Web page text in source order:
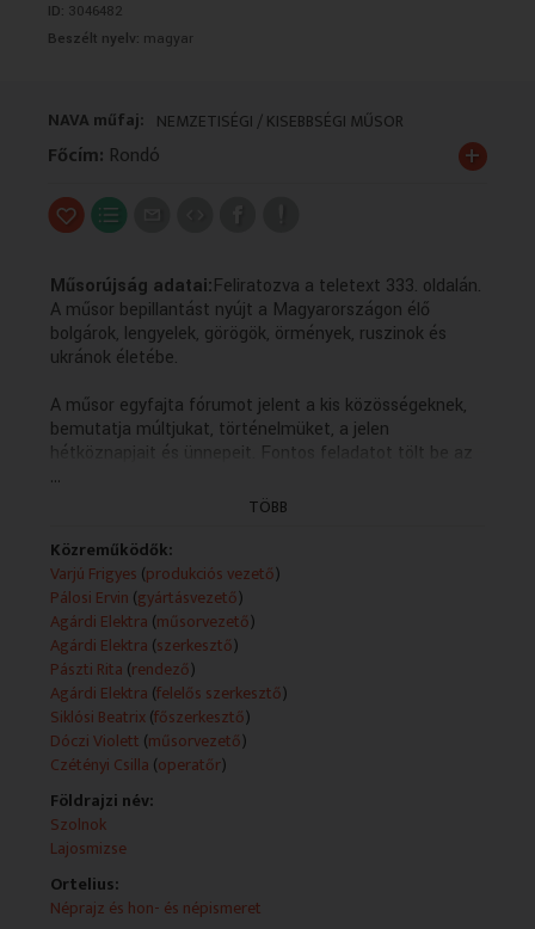
ID: 3046482
Beszélt nyelv: magyar
NAVA műfaj: NEMZETISÉGI / KISEBBSÉGI MŰSOR
Főcím: Rondó +
Műsorújság adatai:Feliratozva a teletext 333. oldalán.
A műsor bepillantást nyújt a Magyarországon élő
bolgárok, lengyelek, görögök, örmények, ruszinok és
ukránok életébe.
A műsor egyfajta fórumot jelent a kis közösségeknek,
bemutatja múltjukat, történelmüket, a jelen
hétköznapjait és ünnepeit. Fontos feladatot tölt be az
anyanyelvi kultúra ápolásában, hiszen a forgatott
anyagok többsége az adott kisebbség nyelvén készül
Technikai leírás:
A feltüntetett műsorkészítők köre adásonként változó.
...
TÖBB
Közreműködők:
Varjú Frigyes (produkciós vezető)
Pálosi Ervin (gyártásvezető)
Agárdi Elektra (műsorvezető)
Agárdi Elektra (szerkesztő)
Pászti Rita (rendező)
Agárdi Elektra (felelős szerkesztő)
Siklósi Beatrix(főszerkesztő)
Dóczi Violett (műsorvezető)
Czétényi Csilla (operatőr)
Földrajzi név:
Szolnok
Lajosmizse
Ortelius:
Néprajz és hon- és népismeret